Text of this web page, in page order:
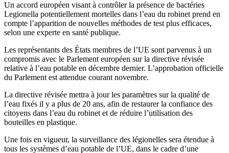
Un accord européen visant à contrôler la présence de bactéries
Legionella potentiellement mortelles dans l’eau du robinet prend en
compte l’apparition de nouvelles méthodes de test plus efficaces,
selon une experte en santé publique.
Les représentants des États membres de l’UE sont parvenus à un
compromis avec le Parlement européen sur la directive révisée
relative à l’eau potable en décembre dernier. L’approbation officielle
du Parlement est attendue courant novembre.
La directive révisée mettra à jour les paramètres sur la qualité de
l’eau fixés il y a plus de 20 ans, afin de restaurer la confiance des
citoyens dans l’eau du robinet et de réduire l’utilisation des
bouteilles en plastique.
Une fois en vigueur, la surveillance des légionelles sera étendue à
tous les systèmes d’eau potable de l’UE, dans le cadre d’une